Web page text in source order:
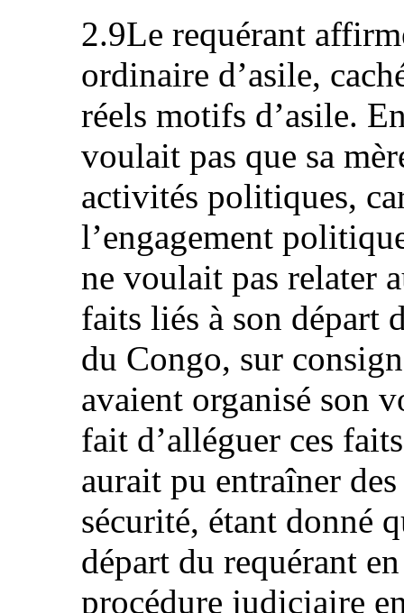
2.9Le requérant
ordinaire d’asile,
réels motifs d’asile.
voulait pas que sa
activités politiques,
l’engagement
ne voulait pas relater
faits liés à son départ
du Congo, sur
avaient organisé son
fait d’alléguer ces
aurait pu entraîner
sécurité, étant donné
départ du requérant
procédure judiciaire